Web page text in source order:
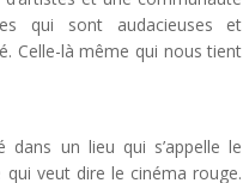
qui sont audacieuses et
Celle-là même qui nous tient
dans un lieu qui s’appelle le
veut dire le cinéma rouge.